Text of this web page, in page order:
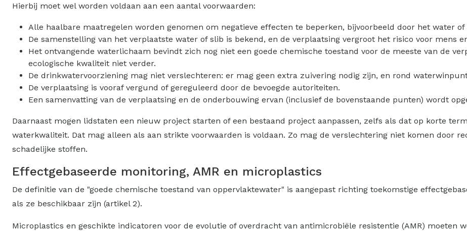
Hierbij moet wel worden voldaan aan een aantal voorwaarden:
Alle haalbare maatregelen worden genomen om negatieve effecten te beperken, bijvoorbeeld door het water
De samenstelling van het verplaatste water of slib is bekend, en de verplaatsing vergroot het risico voor mens
Het ontvangende waterlichaam bevindt zich nog niet een goede chemische toestand voor de meeste van de
ecologische kwaliteit niet verder.
De drinkwatervoorziening mag niet verslechteren: er mag geen extra zuivering nodig zijn, en rond
De verplaatsing is vooraf vergund of gereguleerd door de bevoegde autoriteiten.
Een samenvatting van de verplaatsing en de onderbouwing ervan (inclusief de bovenstaande punten) wordt
Daarnaast mogen lidstaten een nieuw project starten of een bestaand project aanpassen, zelfs als dat op korte
waterkwaliteit. Dat mag alleen als aan strikte voorwaarden is voldaan. Zo mag de verslechtering niet komen door
schadelijke stoffen.
Effectgebaseerde monitoring, AMR en microplastics
De definitie van de "goede chemische toestand van oppervlaktewater" is aangepast richting toekomstige
als ze beschikbaar zijn (artikel 2).
Microplastics en geschikte indicatoren voor de evolutie of overdracht van antimicrobiële resistentie (AMR) moeten